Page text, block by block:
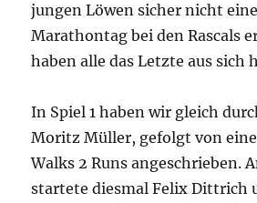
jungen Löwen sicher nicht
Marathontag bei den Rascals
haben alle das Letzte aus sich
In Spiel 1 haben wir gleich
Moritz Müller, gefolgt von
Walks 2 Runs angeschrieben.
startete diesmal Felix Dittrich